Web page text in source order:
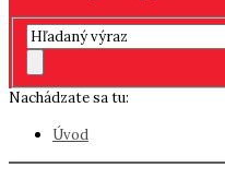
Nachádzate sa tu:
Úvod